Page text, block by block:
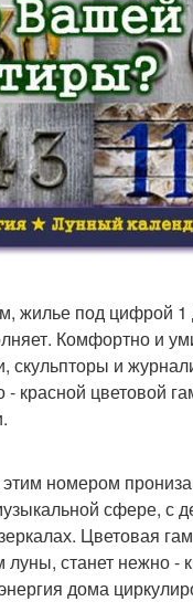
жилье под цифрой 1
Комфортно и
скульпторы и
красной цветовой
номером
сфере, с
Цветовая
станет нежно -
дома